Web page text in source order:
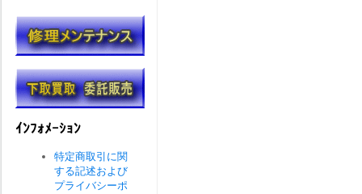
ｲﾝﾌｫﾒｰｼｮﾝ
特定商取引に関
する記述および
プライバシーポ